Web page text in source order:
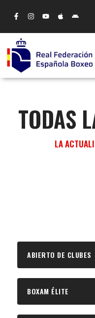
TODAS
LA
ABIERTO DE CLUBES
BOXAM ÉLITE